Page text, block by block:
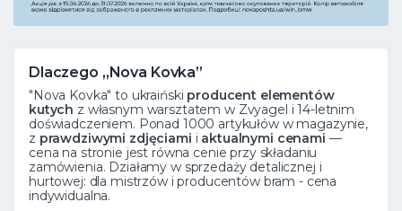
Dlaczego „Nova Kovka”
"Nova Kovka" to ukraiński producent elementów
kutych z własnym warsztatem w Zvyagel i 14-letnim
doświadczeniem. Ponad 1000 artykułów w magazynie,
z prawdziwymi zdjęciami i aktualnymi cenami —
cena na stronie jest równa cenie przy składaniu
zamówienia. Działamy w sprzedaży detalicznej i
hurtowej: dla mistrzów i producentów bram - cena
indywidualna.